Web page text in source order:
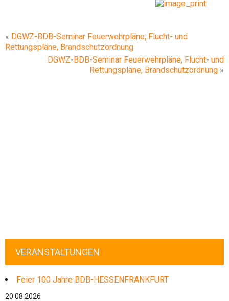
« DGWZ-BDB-Seminar Feuerwehrpläne, Flucht- und
Rettungspläne, Brandschutzordnung
DGWZ-BDB-Seminar Feuerwehrpläne, Flucht- und
Rettungspläne, Brandschutzordnung »
VERANSTALTUNGEN
Feier 100 Jahre BDB-HESSENFRANKFURT
20.08.2026